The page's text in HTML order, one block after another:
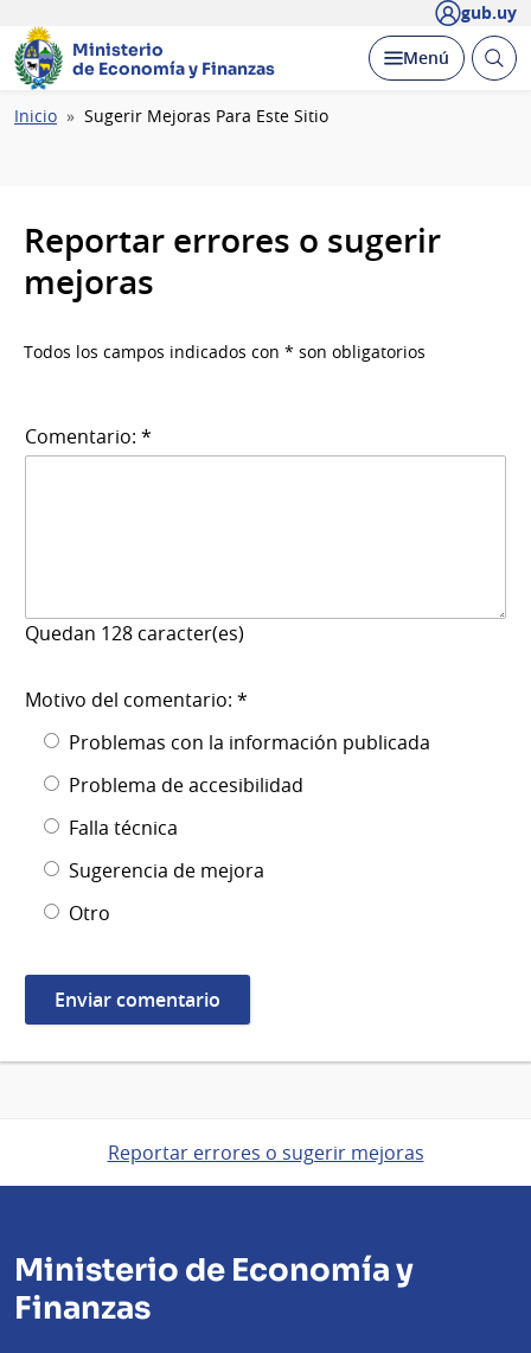
gub.uy
Ministerio
de Economía y Finanzas
Desplegar
Menú Abrir
Ruta
Inicio Sugerir Mejoras Para Este Sitio
Reportar errores o sugerir
mejoras
Todos los campos indicados con * son obligatorios
Comentario: *
Quedan 128 caracter(es)
Motivo del comentario: *
Problemas con la información publicada
Problema de accesibilidad
Falla técnica
Sugerencia de mejora
Otro
Reportar errores o sugerir mejoras
Ministerio de Economía y
Finanzas